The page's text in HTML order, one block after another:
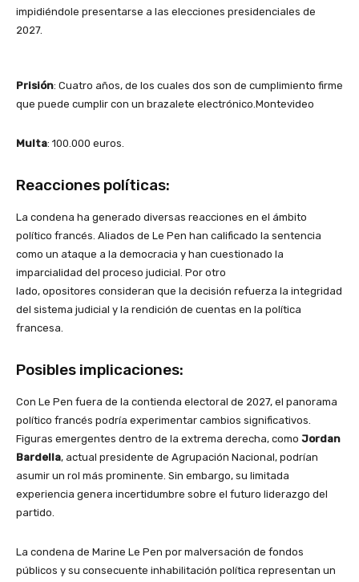
impidiéndole presentarse a las elecciones presidenciales de
2027.
Prisión: Cuatro años, de los cuales dos son de cumplimiento firme
que puede cumplir con un brazalete electrónico.Montevideo
Multa: 100.000 euros.
Reacciones políticas:
La condena ha generado diversas reacciones en el ámbito
político francés. Aliados de Le Pen han calificado la sentencia
como un ataque a la democracia y han cuestionado la
imparcialidad del proceso judicial. Por otro
lado, opositores consideran que la decisión refuerza la integridad
del sistema judicial y la rendición de cuentas en la política
francesa.
Posibles implicaciones:
Con Le Pen fuera de la contienda electoral de 2027, el panorama
político francés podría experimentar cambios significativos.
Figuras emergentes dentro de la extrema derecha, como Jordan
Bardella, actual presidente de Agrupación Nacional, podrían
asumir un rol más prominente. Sin embargo, su limitada
experiencia genera incertidumbre sobre el futuro liderazgo del
partido.
La condena de Marine Le Pen por malversación de fondos
públicos y su consecuente inhabilitación política representan un